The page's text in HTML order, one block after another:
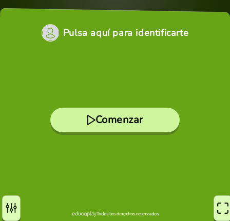
Pulsa aquí para identificarte
Comenzar
Todos los derechos reservados